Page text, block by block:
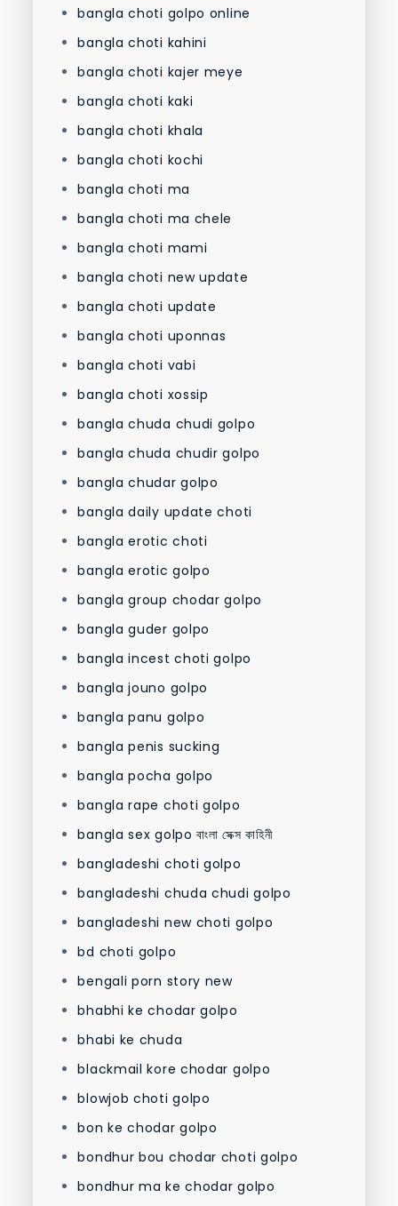
bangla choti golpo online
bangla choti kahini
bangla choti kajer meye
bangla choti kaki
bangla choti khala
bangla choti kochi
bangla choti ma
bangla choti ma chele
bangla choti mami
bangla choti new update
bangla choti update
bangla choti uponnas
bangla choti vabi
bangla choti xossip
bangla chuda chudi golpo
bangla chuda chudir golpo
bangla chudar golpo
bangla daily update choti
bangla erotic choti
bangla erotic golpo
bangla group chodar golpo
bangla guder golpo
bangla incest choti golpo
bangla jouno golpo
bangla panu golpo
bangla penis sucking
bangla pocha golpo
bangla rape choti golpo
bangla sex golpo বাংলা সেক্স কাহিনী
bangladeshi choti golpo
bangladeshi chuda chudi golpo
bangladeshi new choti golpo
bd choti golpo
bengali porn story new
bhabhi ke chodar golpo
bhabi ke chuda
blackmail kore chodar golpo
blowjob choti golpo
bon ke chodar golpo
bondhur bou chodar choti golpo
bondhur ma ke chodar golpo